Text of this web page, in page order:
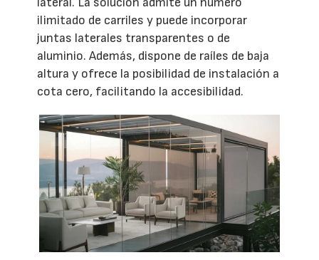
ilimitado de carriles y puede incorporar
juntas laterales transparentes o de
aluminio. Además, dispone de raíles de baja
altura y ofrece la posibilidad de instalación a
cota cero, facilitando la accesibilidad.